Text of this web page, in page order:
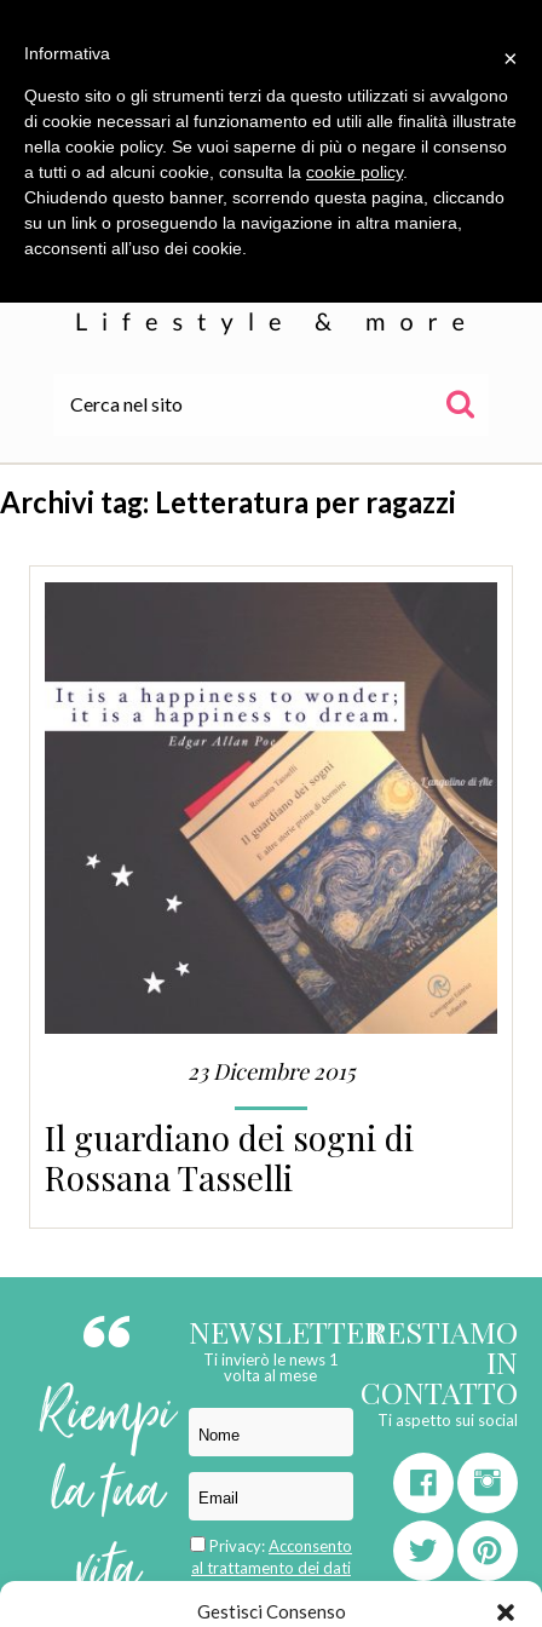
Gestisci Consenso
CONTATTI
Archivi tag: Letteratura per ragazzi
23 Dicembre 2015
Il guardiano dei sogni di
Rossana Tasselli
Riempi
la tua
vita
NEWSLETTER
Ti invierò le news 1
volta al mese
Privacy:Acconsento
al trattamento dei dati
RESTIAMO
IN
CONTATTO
Ti aspetto sui social
×
Informativa
Questo sito o gli strumenti terzi da questo utilizzati si avvalgono
di cookie necessari al funzionamento ed utili alle finalità illustrate
nella cookie policy. Se vuoi saperne di più o negare il consenso
a tutti o ad alcuni cookie, consulta la cookie policy.
Chiudendo questo banner, scorrendo questa pagina, cliccando
su un link o proseguendo la navigazione in altra maniera,
acconsenti all’uso dei cookie.